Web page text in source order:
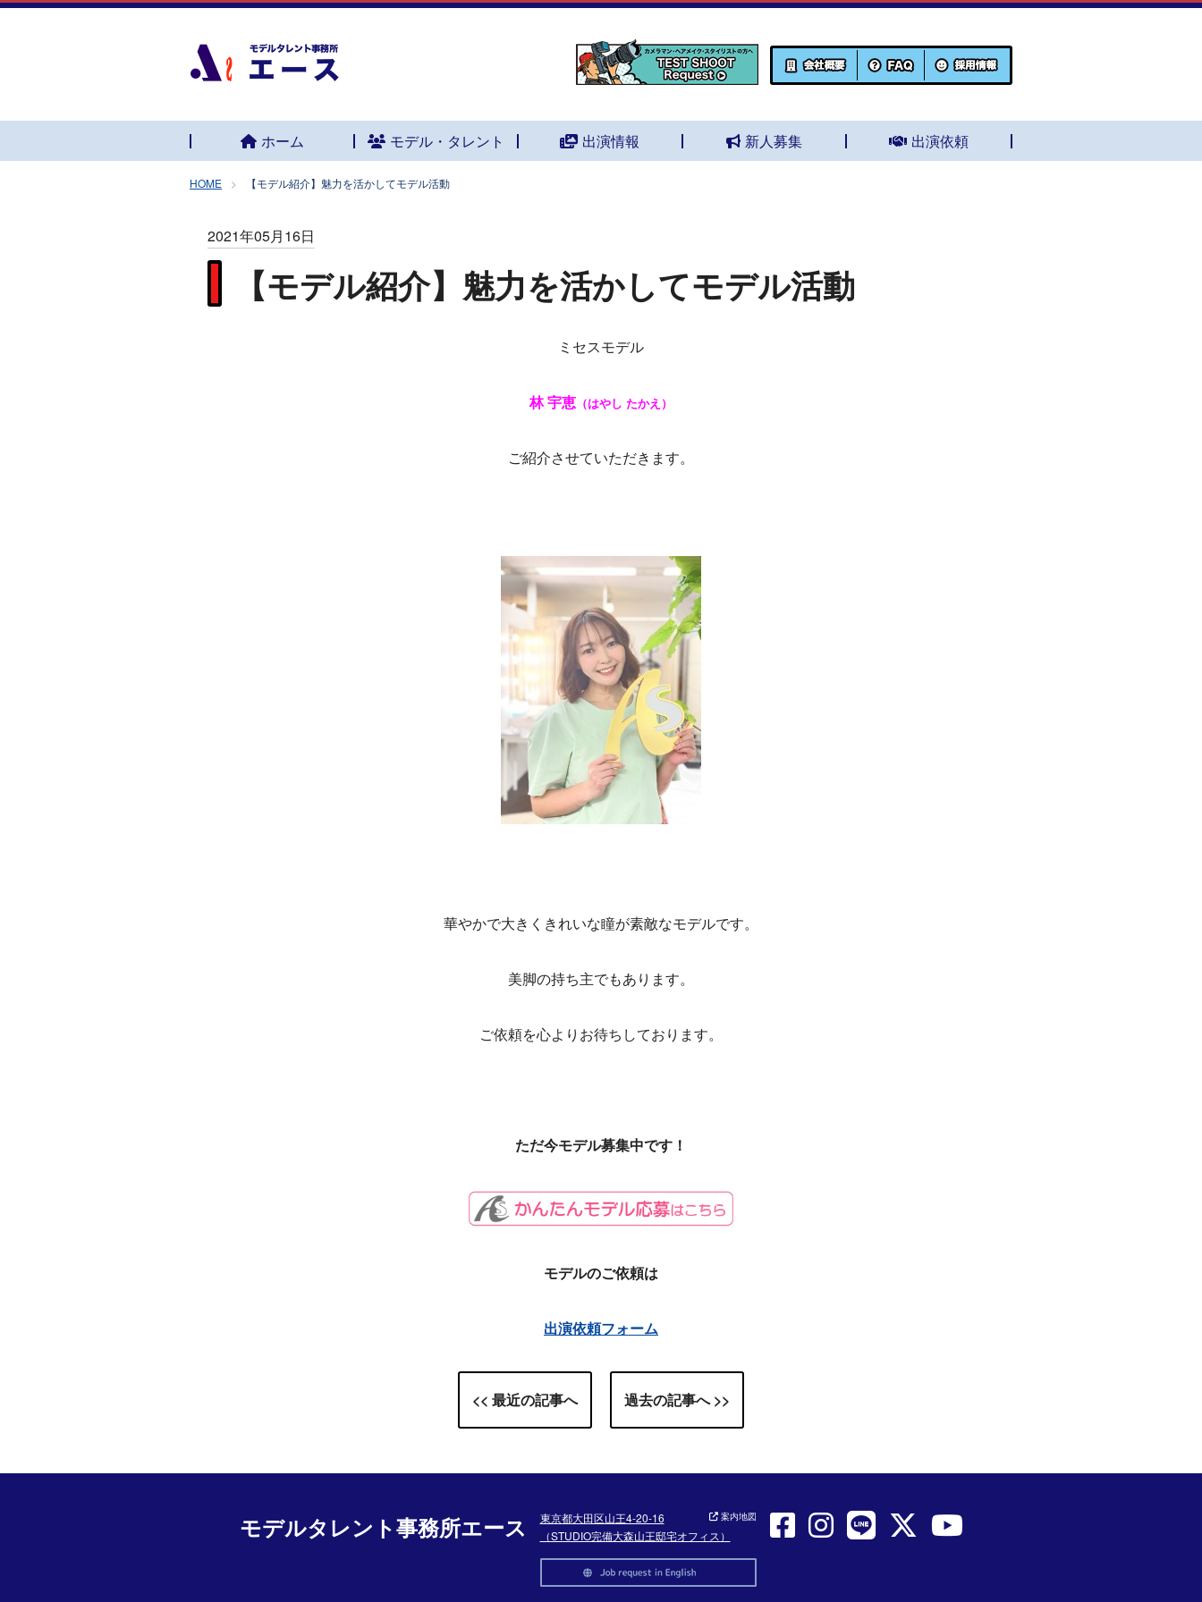
ホーム モデル・タレント 出演情報 新人募集 出演依頼
HOME 【モデル紹介】魅力を活かしてモデル活動
2021年05月16日
【モデル紹介】魅力を活かしてモデル活動
ミセスモデル
林 宇恵 （はやし たかえ）
ご紹介させていただきます。
華やかで大きくきれいな瞳が素敵なモデルです。
美脚の持ち主でもあります。
ご依頼を心よりお待ちしております。
ただ今モデル募集中です！
モデルのご依頼は
出演依頼フォーム
<< 最近の記事へ 過去の記事へ >>
モデルタレント事務所エース
東京都大田区山王4-20-16
（STUDIO完備大森山王邸宅オフィス）
案内地図